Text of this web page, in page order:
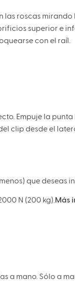
las roscas
superior e
con el raíl.
Empuje la
clip desde el
que deseas
N (200 kg). Más
a mano. Sólo a